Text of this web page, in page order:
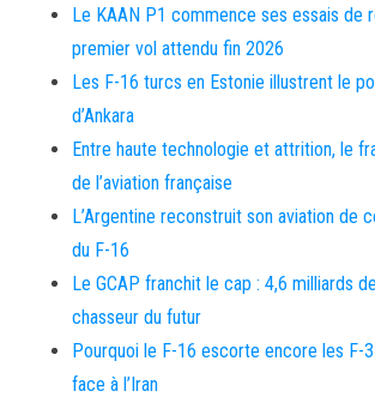
Le KAAN P1 commence ses essais de
premier vol attendu fin 2026
Les F-16 turcs en Estonie illustrent le
d’Ankara
Entre haute technologie et attrition, le
de l’aviation française
L’Argentine reconstruit son aviation de
du F-16
Le GCAP franchit le cap : 4,6 milliards
chasseur du futur
Pourquoi le F-16 escorte encore les F-
face à l’Iran